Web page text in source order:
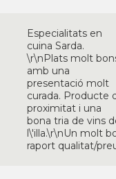
Especialitats en
cuina Sarda.
\r\nPlats molt
amb una
presentació molt
curada. Producte
proximitat i una
bona tria de vins
l\'illa.\r\nUn molt
raport qualitat/